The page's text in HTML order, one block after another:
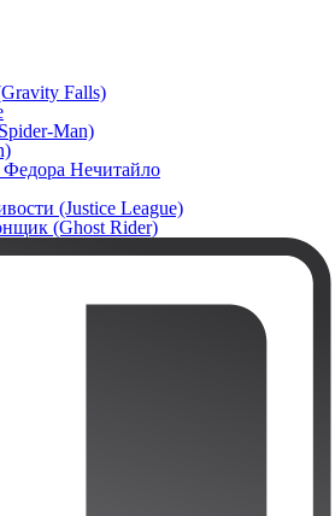
Falls)
Man)
Нечитайло
(Justice League)
(Ghost Rider)